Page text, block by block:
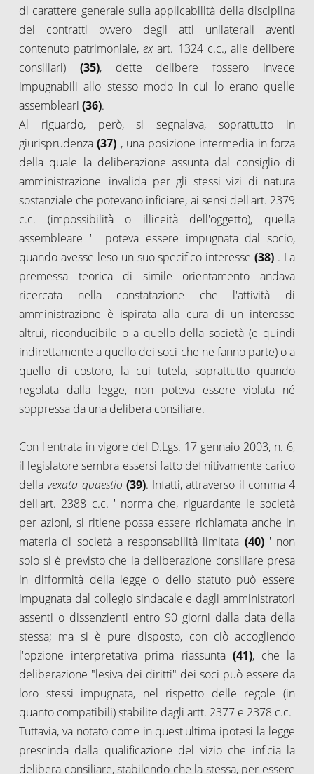
di carattere generale sulla applicabilità della disciplina
dei contratti ovvero degli atti unilaterali aventi
contenuto patrimoniale,exart. 1324 c.c., alle delibere
consiliari) (35), dette delibere fossero invece
impugnabili allo stesso modo in cui lo erano quelle
assembleari (36).
Al riguardo, però, si segnalava, soprattutto in
giurisprudenza(37) , una posizione intermedia in forza
della quale la deliberazione assunta dal consiglio di
amministrazione' invalida per gli stessi vizi di natura
sostanziale che potevano inficiare, ai sensi dell'art. 2379
c.c. (impossibilità o illiceità dell'oggetto), quella
assembleare ' poteva essere impugnata dal socio,
quando avesse leso un suo specifico interesse(38) . La
premessa teorica di simile orientamento andava
ricercata nella constatazione che l'attività di
amministrazione è ispirata alla cura di un interesse
altrui, riconducibile o a quello della società (e quindi
indirettamente a quello dei soci che ne fanno parte) o a
quello di costoro, la cui tutela, soprattutto quando
regolata dalla legge, non poteva essere violata né
soppressa da una delibera consiliare.
Con l'entrata in vigore del D.Lgs. 17 gennaio 2003, n. 6,
il legislatore sembra essersi fatto definitivamente carico
dellavexata quaestio (39). Infatti, attraverso il comma 4
dell'art. 2388 c.c. ' norma che, riguardante le società
per azioni, si ritiene possa essere richiamata anche in
materia di società a responsabilità limitata (40)' non
solo si è previsto che la deliberazione consiliare presa
in difformità della legge o dello statuto può essere
impugnata dal collegio sindacale e dagli amministratori
assenti o dissenzienti entro 90 giorni dalla data della
stessa; ma si è pure disposto, con ciò accogliendo
l'opzione interpretativa prima riassunta (41), che la
deliberazione "lesiva dei diritti" dei soci può essere da
loro stessi impugnata, nel rispetto delle regole (in
quanto compatibili) stabilite dagli artt. 2377 e 2378 c.c.
Tuttavia, va notato come in quest'ultima ipotesi la legge
prescinda dalla qualificazione del vizio che inficia la
delibera consiliare, stabilendo che la stessa, per essere